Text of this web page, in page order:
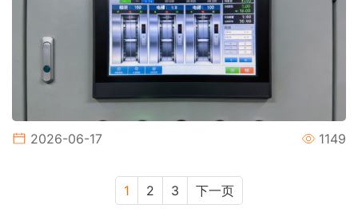
2026-06-17 1149
1 2 3 下一页